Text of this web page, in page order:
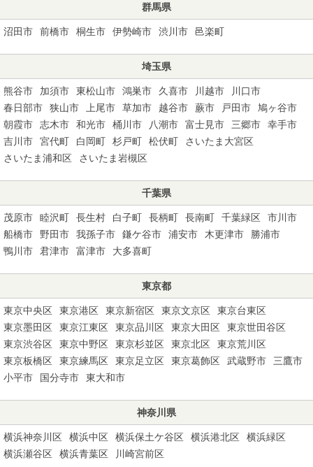
群馬県
沼田市 前橋市 桐生市 伊勢崎市 渋川市 邑楽町
埼玉県
熊谷市 加須市 東松山市 鴻巣市 久喜市 川越市
川口市
春日部市
狭山市 上尾市 草加市 越谷市 蕨市 戸田市
鳩ヶ谷市
朝霞市
志木市 和光市 桶川市 八潮市 富士見市 三郷市
幸手市
吉川市
宮代町 白岡町 杉戸町 松伏町
さいたま大宮区
さいたま浦和区
さいたま岩槻区
千葉県
茂原市 睦沢町 長生村 白子町 長柄町 長南町 千葉緑区
市川市
船橋市
野田市 我孫子市 鎌ケ谷市 浦安市 木更津市
勝浦市
鴨川市
君津市 富津市 大多喜町
東京都
東京中央区 東京港区 東京新宿区 東京文京区
東京台東区
東京墨田区
東京江東区 東京品川区 東京大田区
東京世田谷区
東京渋谷区
東京中野区 東京杉並区 東京北区
東京荒川区
東京板橋区
東京練馬区 東京足立区 東京葛飾区 武蔵野市
三鷹市
小平市
国分寺市 東大和市
神奈川県
横浜神奈川区 横浜中区 横浜保土ケ谷区 横浜港北区
横浜緑区
横浜瀬谷区
横浜青葉区 川崎宮前区